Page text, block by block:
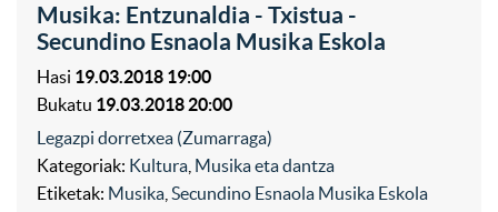
Musika: Entzunaldia - Txistua -
Secundino Esnaola Musika Eskola
Hasi 19.03.2018 19:00
Bukatu 19.03.2018 20:00
Legazpi dorretxea (Zumarraga)
Kategoriak: Kultura Musika eta dantza
Etiketak: Musika Secundino Esnaola Musika Eskola